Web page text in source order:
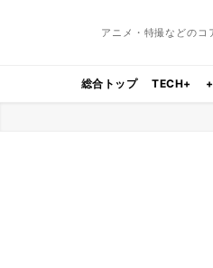
アニメ・特撮などのコ
総合トップ TECH+